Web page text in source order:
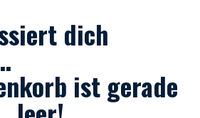
dich
ist gerade